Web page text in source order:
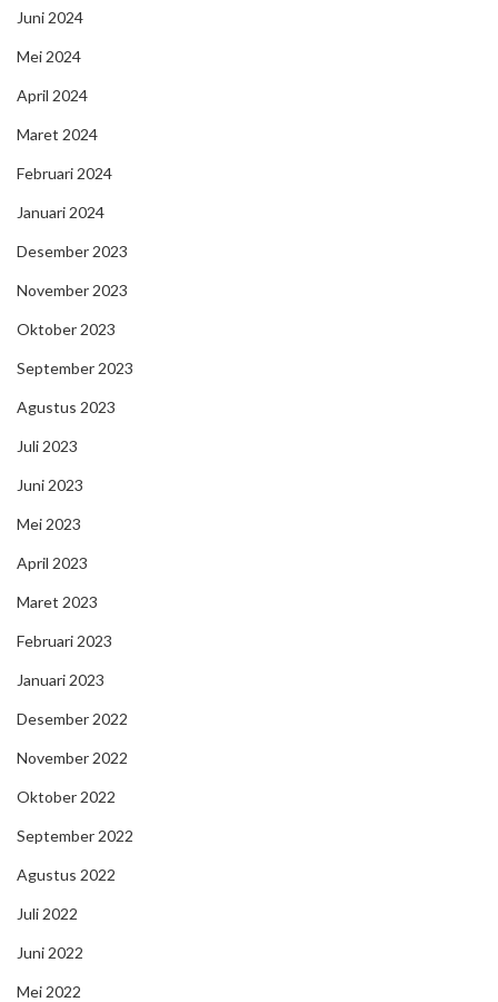
Juni 2024
Mei 2024
April 2024
Maret 2024
Februari 2024
Januari 2024
Desember 2023
November 2023
Oktober 2023
September 2023
Agustus 2023
Juli 2023
Juni 2023
Mei 2023
April 2023
Maret 2023
Februari 2023
Januari 2023
Desember 2022
November 2022
Oktober 2022
September 2022
Agustus 2022
Juli 2022
Juni 2022
Mei 2022